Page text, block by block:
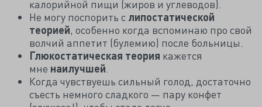
калорийной пищи (жиров и углеводов).
Не могу поспорить с липостатической
теорией, особенно когда вспоминаю про свой
волчий аппетит (булемию) после больницы.
Глюкостатическая теория кажется
мне наилучшей
Когда чувствуешь сильный голод, достаточно
съесть немного сладкого — пару конфет